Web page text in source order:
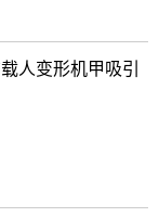
人变形机甲吸引